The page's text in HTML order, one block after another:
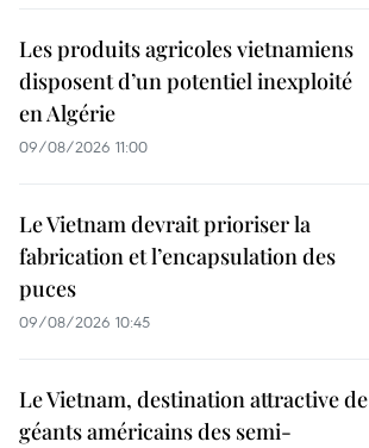
Les produits agricoles vietnamiens
disposent d’un potentiel inexploité
en Algérie
09/08/2026 11:00
Le Vietnam devrait prioriser la
fabrication et l’encapsulation des
puces
09/08/2026 10:45
Le Vietnam, destination attractive de
géants américains des semi-